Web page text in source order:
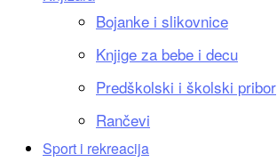
Bojanke i slikovnice
Knjige za bebe i decu
Predškolski i školski pribor
Rančevi
Sport i rekreacija